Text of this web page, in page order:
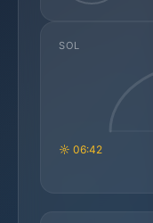
SOL
☼ 06:42